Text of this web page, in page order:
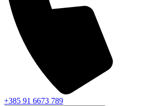
+385 91 6673 789